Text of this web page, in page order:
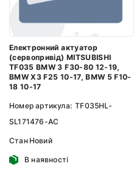
Електронний актуатор
(сервопривід) MITSUBISHI
TF035 BMW 3 F30-80 12-19,
BMW X3 F25 10-17, BMW 5 F10-
18 10-17
Номер артикула: TF035HL-
SL171476-AC
Стан Новий
В наявності